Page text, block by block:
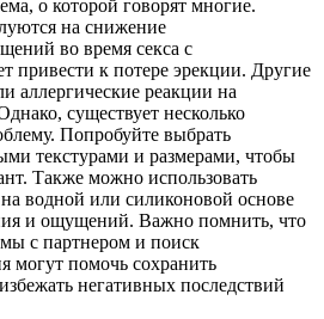
о которой говорят многие.
на снижение
во время секса с
привести к потере эрекции. Другие
аллергические реакции на
существует несколько
Попробуйте выбрать
текстурами и размерами, чтобы
Также можно использовать
водной или силиконовой основе
и ощущений. Важно помнить, что
с партнером и поиск
могут помочь сохранить
негативных последствий